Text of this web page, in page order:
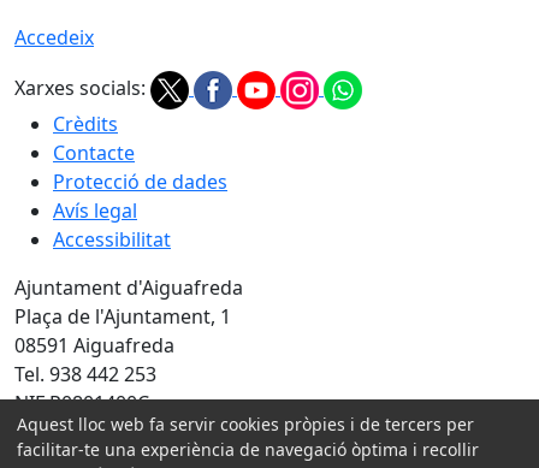
Accedeix
Xarxes socials:
Crèdits
Contacte
Protecció de dades
Avís legal
Accessibilitat
Ajuntament d'Aiguafreda
Plaça de l'Ajuntament, 1
08591 Aiguafreda
Tel. 938 442 253
NIF P0801400C
Amb la col·laboració de:
Aquest lloc web fa servir cookies pròpies i de tercers per
facilitar-te una experiència de navegació òptima i recollir